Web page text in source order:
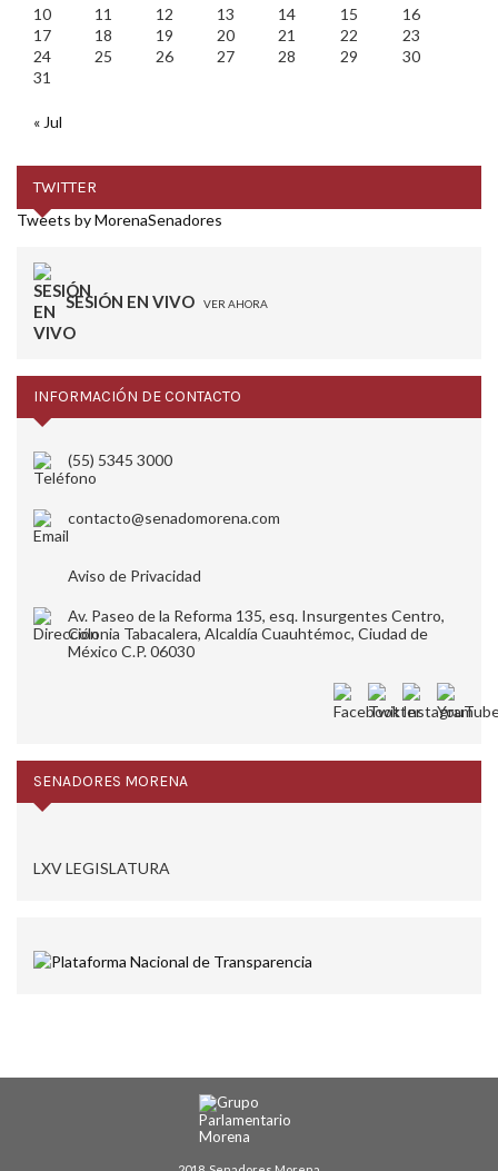
10
11 12 13 14 15
16
17
18 19 20 21 22
23
24
25 26 27 28 29
30
31
« Jul
TWITTER
Tweets by MorenaSenadores
SESIÓN EN VIVO VER AHORA
INFORMACIÓN DE CONTACTO
(55) 5345 3000
contacto@senadomorena.com
Aviso de Privacidad
Av. Paseo de la Reforma 135, esq. Insurgentes Centro,
Colonia Tabacalera, Alcaldía Cuauhtémoc, Ciudad de
México C.P. 06030
SENADORES MORENA
LXV LEGISLATURA